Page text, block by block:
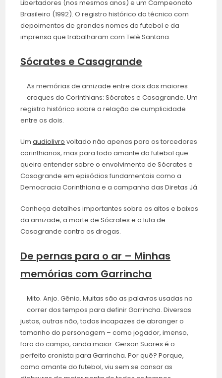
Libertadores (nos mesmos anos) e um Campeonato
Brasileiro (1992). O registro histórico do técnico com
depoimentos de grandes nomes do futebol e da
imprensa que trabalharam com Telê Santana.
Sócrates e Casagrande
As memórias de amizade entre dois dos maiores
craques do Corinthians: Sócrates e Casagrande. Um
registro histórico sobre a relação de cumplicidade
entre os dois.
Umaudiolivro voltado não apenas para os torcedores
corinthianos, mas para todo amante do futebol que
queira entender sobre o envolvimento de Sócrates e
Casagrande em episódios fundamentais como a
Democracia Corinthiana e a campanha das Diretas Já.
Conheça detalhes importantes sobre os altos e baixos
da amizade, a morte de Sócrates e a luta de
Casagrande contra as drogas.
De pernas para o ar – Minhas
memórias com Garrincha
Mito. Anjo. Gênio. Muitas são as palavras usadas no
correr dos tempos para definir Garrincha. Diversas
justas, outras não, todas incapazes de abranger o
tamanho do personagem – como jogador, imenso,
fora do campo, ainda maior. Gerson Suares é o
perfeito cronista para Garrincha. Por quê? Porque,
como amante do futebol, viu sem se cansar as